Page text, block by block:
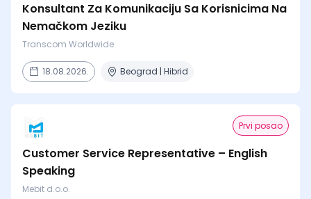
Konsultant Za Komunikaciju Sa Korisnicima Na
Nemačkom Jeziku
Transcom Worldwide
18.08.2026. Beograd | Hibrid
Prvi posao
Customer Service Representative – English
Speaking
Mebit d.o.o.